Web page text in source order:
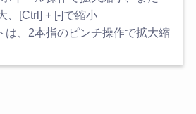
、[Ctrl] + [-]で縮小
は、2本指のピンチ操作で拡大縮